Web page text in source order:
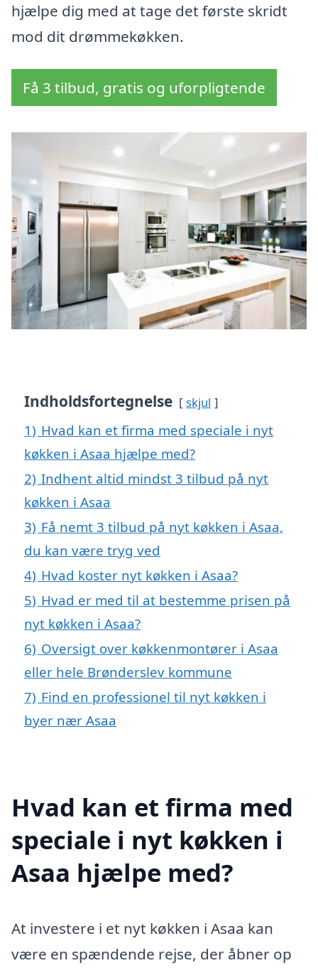
hjælpe dig med at tage det første skridt
mod dit drømmekøkken.
Få 3 tilbud, gratis og uforpligtende
Indholdsfortegnelse skjul
1) Hvad kan et firma med speciale i nyt
køkken i Asaa hjælpe med?
2) Indhent altid mindst 3 tilbud på nyt
køkken i Asaa
3) Få nemt 3 tilbud på nyt køkken i Asaa,
du kan være tryg ved
4) Hvad koster nyt køkken i Asaa?
5) Hvad er med til at bestemme prisen på
nyt køkken i Asaa?
6) Oversigt over køkkenmontører i Asaa
eller hele Brønderslev kommune
7) Find en professionel til nyt køkken i
byer nær Asaa
Hvad kan et firma med
speciale i nyt køkken i
Asaa hjælpe med?
At investere i et nyt køkken i Asaa kan
være en spændende rejse, der åbner op